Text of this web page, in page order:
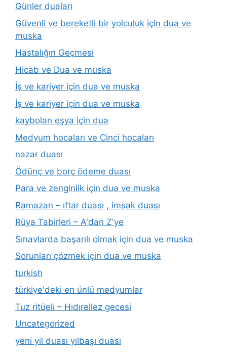
Günler duaları
Güvenli ve bereketli bir yolculuk için dua ve
muska
Hastalığın Geçmesi
Hicab ve Dua ve muska
İş ve kariyer için dua ve muska
İş ve kariyer için dua ve muska
kaybolan eşya için dua
Medyum hocaları ve Cinci hocaları
nazar duası
Ödünç ve borç ödeme duası
Para ve zenginlik için dua ve muska
Ramazan – ıftar duası , imsak duası
Rüya Tabirleri – A'dan Z'ye
Sınavlarda başarılı olmak için dua ve muska
Sorunları çözmek için dua ve muska
turkish
türkiye'deki en ünlü medyumlar
Tuz ritüeli – Hıdırellez gecesi
Uncategorized
yeni yil duası yılbaşı duası